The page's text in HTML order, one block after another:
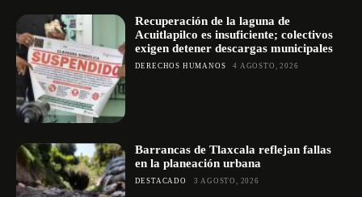
Recuperación de la laguna de
Acuitlapilco es insuficiente; colectivos
exigen detener descargas municipales
DERECHOS HUMANOS 4 AGOSTO, 2026
Barrancas de Tlaxcala reflejan fallas
en la planeación urbana
DESTACADO 3 AGOSTO, 2026